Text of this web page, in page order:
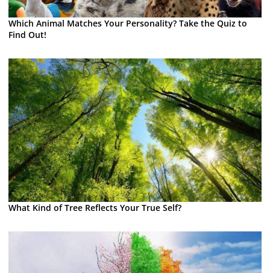
Which Animal Matches Your Personality? Take the Quiz to
Find Out!
What Kind of Tree Reflects Your True Self?